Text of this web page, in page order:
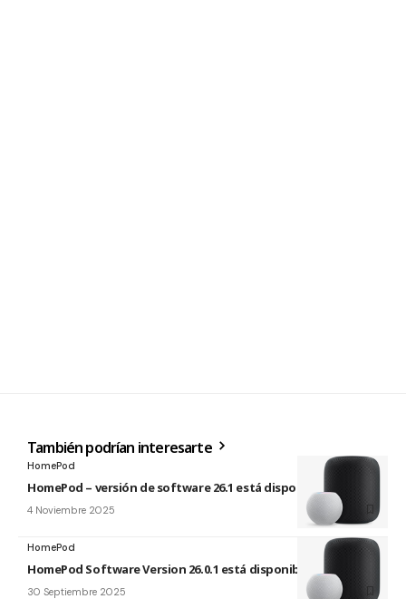
También podrían interesarte
HomePod
HomePod – versión de software 26.1 está disponible
4 Noviembre 2025
HomePod
HomePod Software Version 26.0.1 está disponible
30 Septiembre 2025